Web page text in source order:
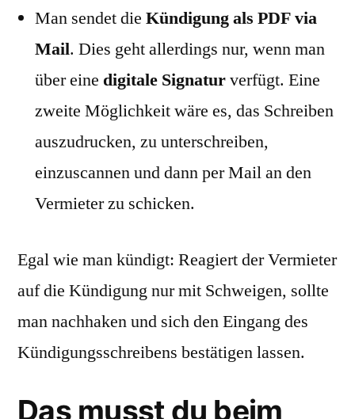
Man sendet die Kündigung als PDF via
Mail. Dies geht allerdings nur, wenn man
über eine digitale Signaturverfügt. Eine
zweite Möglichkeit wäre es, das Schreiben
auszudrucken, zu unterschreiben,
einzuscannen und dann per Mail an den
Vermieter zu schicken.
Egal wie man kündigt: Reagiert der Vermieter
auf die Kündigung nur mit Schweigen, sollte
man nachhaken und sich den Eingang des
Kündigungsschreibens bestätigen lassen.
Das musst du beim